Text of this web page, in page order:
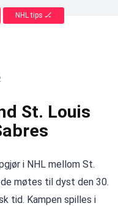
NHL tips 🏒
St. Louis
i NHL mellom St.
møtes til dyst den 30.
tid. Kampen spilles i